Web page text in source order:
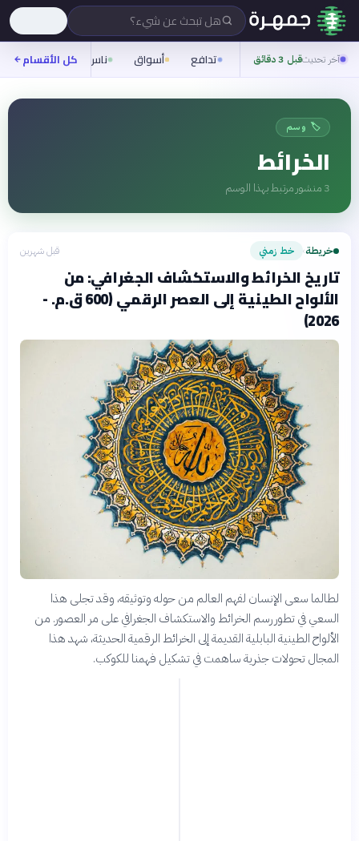
هل تبحث عن شيء؟
آخر تحديثقبل 3 دقائق تدافع أسواق ناس روح
كل الأقسام
🏷️ وسم
الخرائط
3 منشور مرتبط بهذا الوسم
خريطة› خط زمني قبل شهرين
تاريخ الخرائط والاستكشاف الجغرافي: من
الألواح الطينية إلى العصر الرقمي (600 ق.م. -
2026)
لطالما سعى الإنسان لفهم العالم من حوله وتوثيقه، وقد تجلى هذا
السعي في تطور رسم الخرائط والاستكشاف الجغرافي على مر العصور. من
الألواح الطينية البابلية القديمة إلى الخرائط الرقمية الحديثة، شهد هذا
المجال تحولات جذرية ساهمت في تشكيل فهمنا للكوكب.